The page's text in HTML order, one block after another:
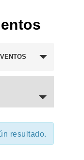
resultado.